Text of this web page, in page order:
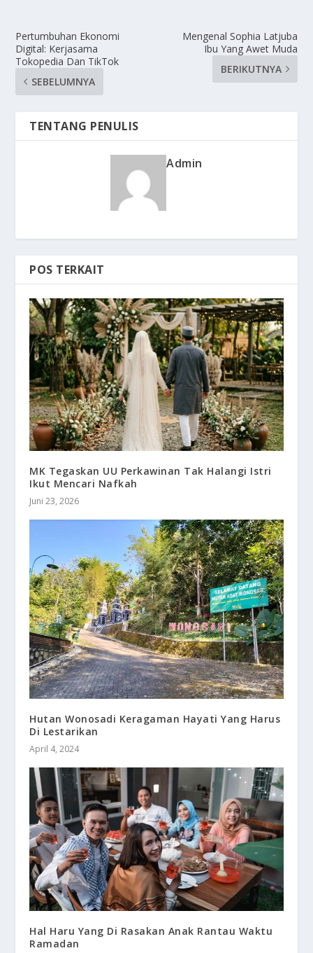
Pertumbuhan Ekonomi
Digital: Kerjasama
Tokopedia Dan TikTok
SEBELUMNYA
Mengenal Sophia Latjuba
Ibu Yang Awet Muda
BERIKUTNYA
TENTANG PENULIS
Admin
POS TERKAIT
MK Tegaskan UU Perkawinan Tak Halangi Istri
Ikut Mencari Nafkah
Juni 23, 2026
Hutan Wonosadi Keragaman Hayati Yang Harus
Di Lestarikan
April 4, 2024
Hal Haru Yang Di Rasakan Anak Rantau Waktu
Ramadan